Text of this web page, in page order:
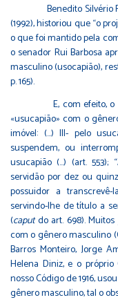
Benedito Silvério
(1992), historiou que “o
o que foi mantido pela
o senador Rui Barbosa
masculino (usocapião),
p. 165).
E, com efeito, o
«usucapião» com o
imóvel: (…) III- pelo
suspendem, ou
usucapião (…) (art.
servidão por dez ou
possuidor a
servindo-lhe de título a
(caputdo art. 698).
com o gênero masculino
Barros Monteiro, Jorge
Helena Diniz, e o
nosso Código de 1916,
gênero masculino, tal o